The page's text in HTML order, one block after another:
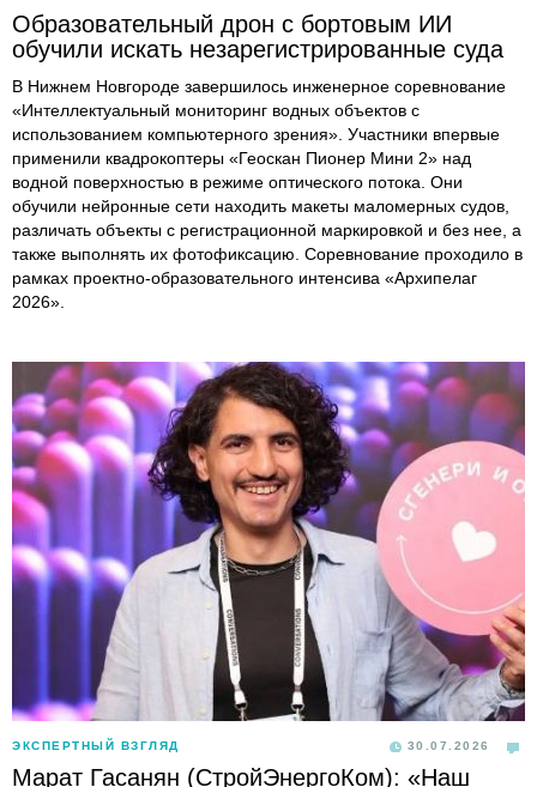
Образовательный дрон с бортовым ИИ
обучили искать незарегистрированные суда
В Нижнем Новгороде завершилось инженерное соревнование
«Интеллектуальный мониторинг водных объектов с
использованием компьютерного зрения». Участники впервые
применили квадрокоптеры «Геоскан Пионер Мини 2» над
водной поверхностью в режиме оптического потока. Они
обучили нейронные сети находить макеты маломерных судов,
различать объекты с регистрационной маркировкой и без нее, а
также выполнять их фотофиксацию. Соревнование проходило в
рамках проектно-образовательного интенсива «Архипелаг
2026».
ЭКСПЕРТНЫЙ ВЗГЛЯД 30.07.2026
Марат Гасанян (СтройЭнергоКом): «Наш